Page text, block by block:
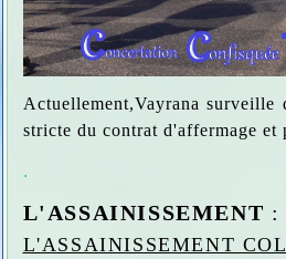
Actuellement,Vayrana surveille
stricte du contrat d'affermage et
.
L'ASSAINISSEMENT :
L'ASSAINISSEMENT